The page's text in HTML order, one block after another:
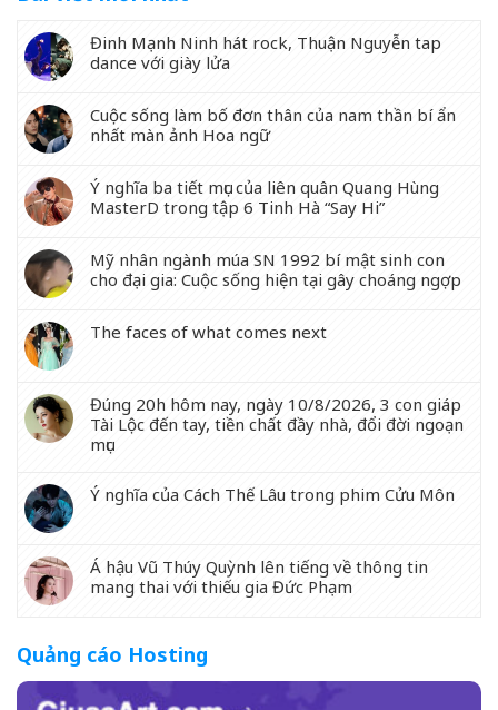
Đinh Mạnh Ninh hát rock, Thuận Nguyễn tap
dance với giày lửa
Cuộc sống làm bố đơn thân của nam thần bí ẩn
nhất màn ảnh Hoa ngữ
Ý nghĩa ba tiết mục của liên quân Quang Hùng
MasterD trong tập 6 Tinh Hà “Say Hi”
Mỹ nhân ngành múa SN 1992 bí mật sinh con
cho đại gia: Cuộc sống hiện tại gây choáng ngợp
The faces of what comes next
Đúng 20h hôm nay, ngày 10/8/2026, 3 con giáp
Tài Lộc đến tay, tiền chất đầy nhà, đổi đời ngoạn
mục
Ý nghĩa của Cách Thế Lâu trong phim Cửu Môn
Á hậu Vũ Thúy Quỳnh lên tiếng về thông tin
mang thai với thiếu gia Đức Phạm
Quảng cáo Hosting